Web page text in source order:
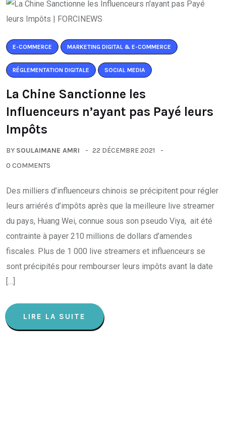
E-COMMERCE MARKETING DIGITAL & E-COMMERCE
RÉGLEMENTATION DIGITALE SOCIAL MEDIA
La Chine Sanctionne les
Influenceurs n’ayant pas Payé leurs
Impôts
BY SOULAIMANE AMRI
22 DÉCEMBRE 2021
0 COMMENTS
Des milliers d’influenceurs chinois se précipitent pour régler
leurs arriérés d’impôts après que la meilleure live streamer
du pays, Huang Wei, connue sous son pseudo Viya, ait été
contrainte à payer 210 millions de dollars d’amendes
fiscales. Plus de 1 000 live streamers et influenceurs se
sont précipités pour rembourser leurs impôts avant la date
[…]
LIRE LA SUITE